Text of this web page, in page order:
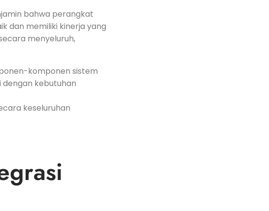
‍bahwa perangkat
⁤dan ⁤memiliki kinerja ‌yang
menyeluruh,
komponen sistem
dengan kebutuhan
keseluruhan